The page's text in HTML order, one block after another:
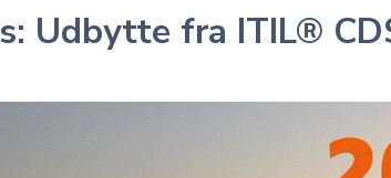
Udbytte fra ITIL®